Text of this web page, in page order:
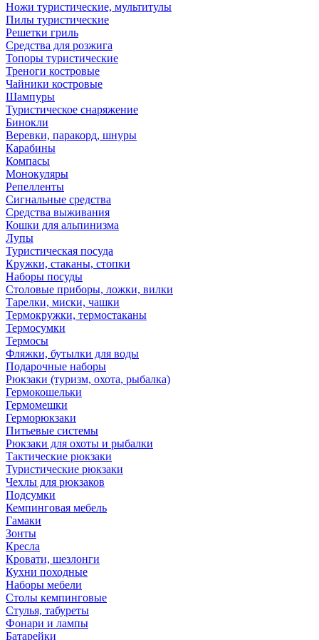
Ножи туристические, мультитулы
Пилы туристические
Решетки гриль
Средства для розжига
Топоры туристические
Треноги костровые
Чайники костровые
Шампуры
Туристическое снаряжение
Бинокли
Веревки, паракорд, шнуры
Карабины
Компасы
Монокуляры
Репелленты
Сигнальные средства
Средства выживания
Кошки для альпинизма
Лупы
Туристическая посуда
Кружки, стаканы, стопки
Наборы посуды
Столовые приборы, ложки, вилки
Тарелки, миски, чашки
Термокружки, термостаканы
Термосумки
Термосы
Фляжки, бутылки для воды
Подарочные наборы
Рюкзаки (туризм, охота, рыбалка)
Гермокошельки
Гермомешки
Герморюкзаки
Питьевые системы
Рюкзаки для охоты и рыбалки
Тактические рюкзаки
Туристические рюкзаки
Чехлы для рюкзаков
Подсумки
Кемпинговая мебель
Гамаки
Зонты
Кресла
Кровати, шезлонги
Кухни походные
Наборы мебели
Столы кемпинговые
Стулья, табуреты
Фонари и лампы
Батарейки